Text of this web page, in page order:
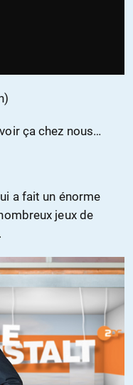
ça chez nous…
a fait un énorme
jeux de